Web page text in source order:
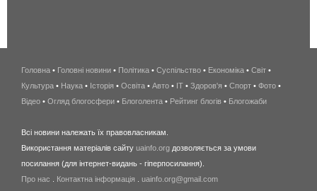
беспроводной
интернет
киев
wimax
в
Головна • Головні новини • Політика • Суспільство • Економіка • Світ •
Культура • Наука • Історія • Освіта • Авто • IT • Здоров'я • Спорт • Фото •
Відео • Огляд блогосфери • Блоголента • Рейтинг блогів • Блогожаби
Всі новини належать їх правовласникам.
Використання матеріалів сайту uainfo.org дозволяється за умови
посилання (для інтернет-видань - гіперпосилання).
Про нас
Контактна інформація uainfo.org@gmail.com